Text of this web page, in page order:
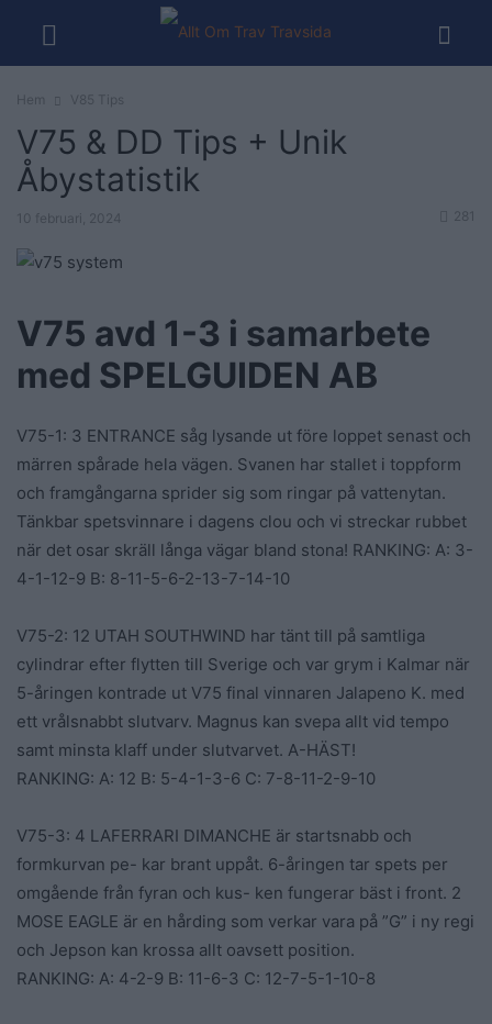
Hem V85 Tips
V75 & DD Tips + Unik
Åbystatistik
10 februari, 2024 281
V75 avd 1-3 i samarbete
med SPELGUIDEN AB
V75-1: 3 ENTRANCE såg lysande ut före loppet senast och
märren spårade hela vägen. Svanen har stallet i toppform
och framgångarna sprider sig som ringar på vattenytan.
Tänkbar spetsvinnare i dagens clou och vi streckar rubbet
när det osar skräll långa vägar bland stona! RANKING: A: 3-
4-1-12-9 B: 8-11-5-6-2-13-7-14-10
V75-2: 12 UTAH SOUTHWIND har tänt till på samtliga
cylindrar efter flytten till Sverige och var grym i Kalmar när
5-åringen kontrade ut V75 final vinnaren Jalapeno K. med
ett vrålsnabbt slutvarv. Magnus kan svepa allt vid tempo
samt minsta klaff under slutvarvet. A-HÄST!
RANKING: A: 12 B: 5-4-1-3-6 C: 7-8-11-2-9-10
V75-3: 4 LAFERRARI DIMANCHE är startsnabb och
formkurvan pe- kar brant uppåt. 6-åringen tar spets per
omgående från fyran och kus- ken fungerar bäst i front. 2
MOSE EAGLE är en hårding som verkar vara på ”G” i ny regi
och Jepson kan krossa allt oavsett position.
RANKING: A: 4-2-9 B: 11-6-3 C: 12-7-5-1-10-8